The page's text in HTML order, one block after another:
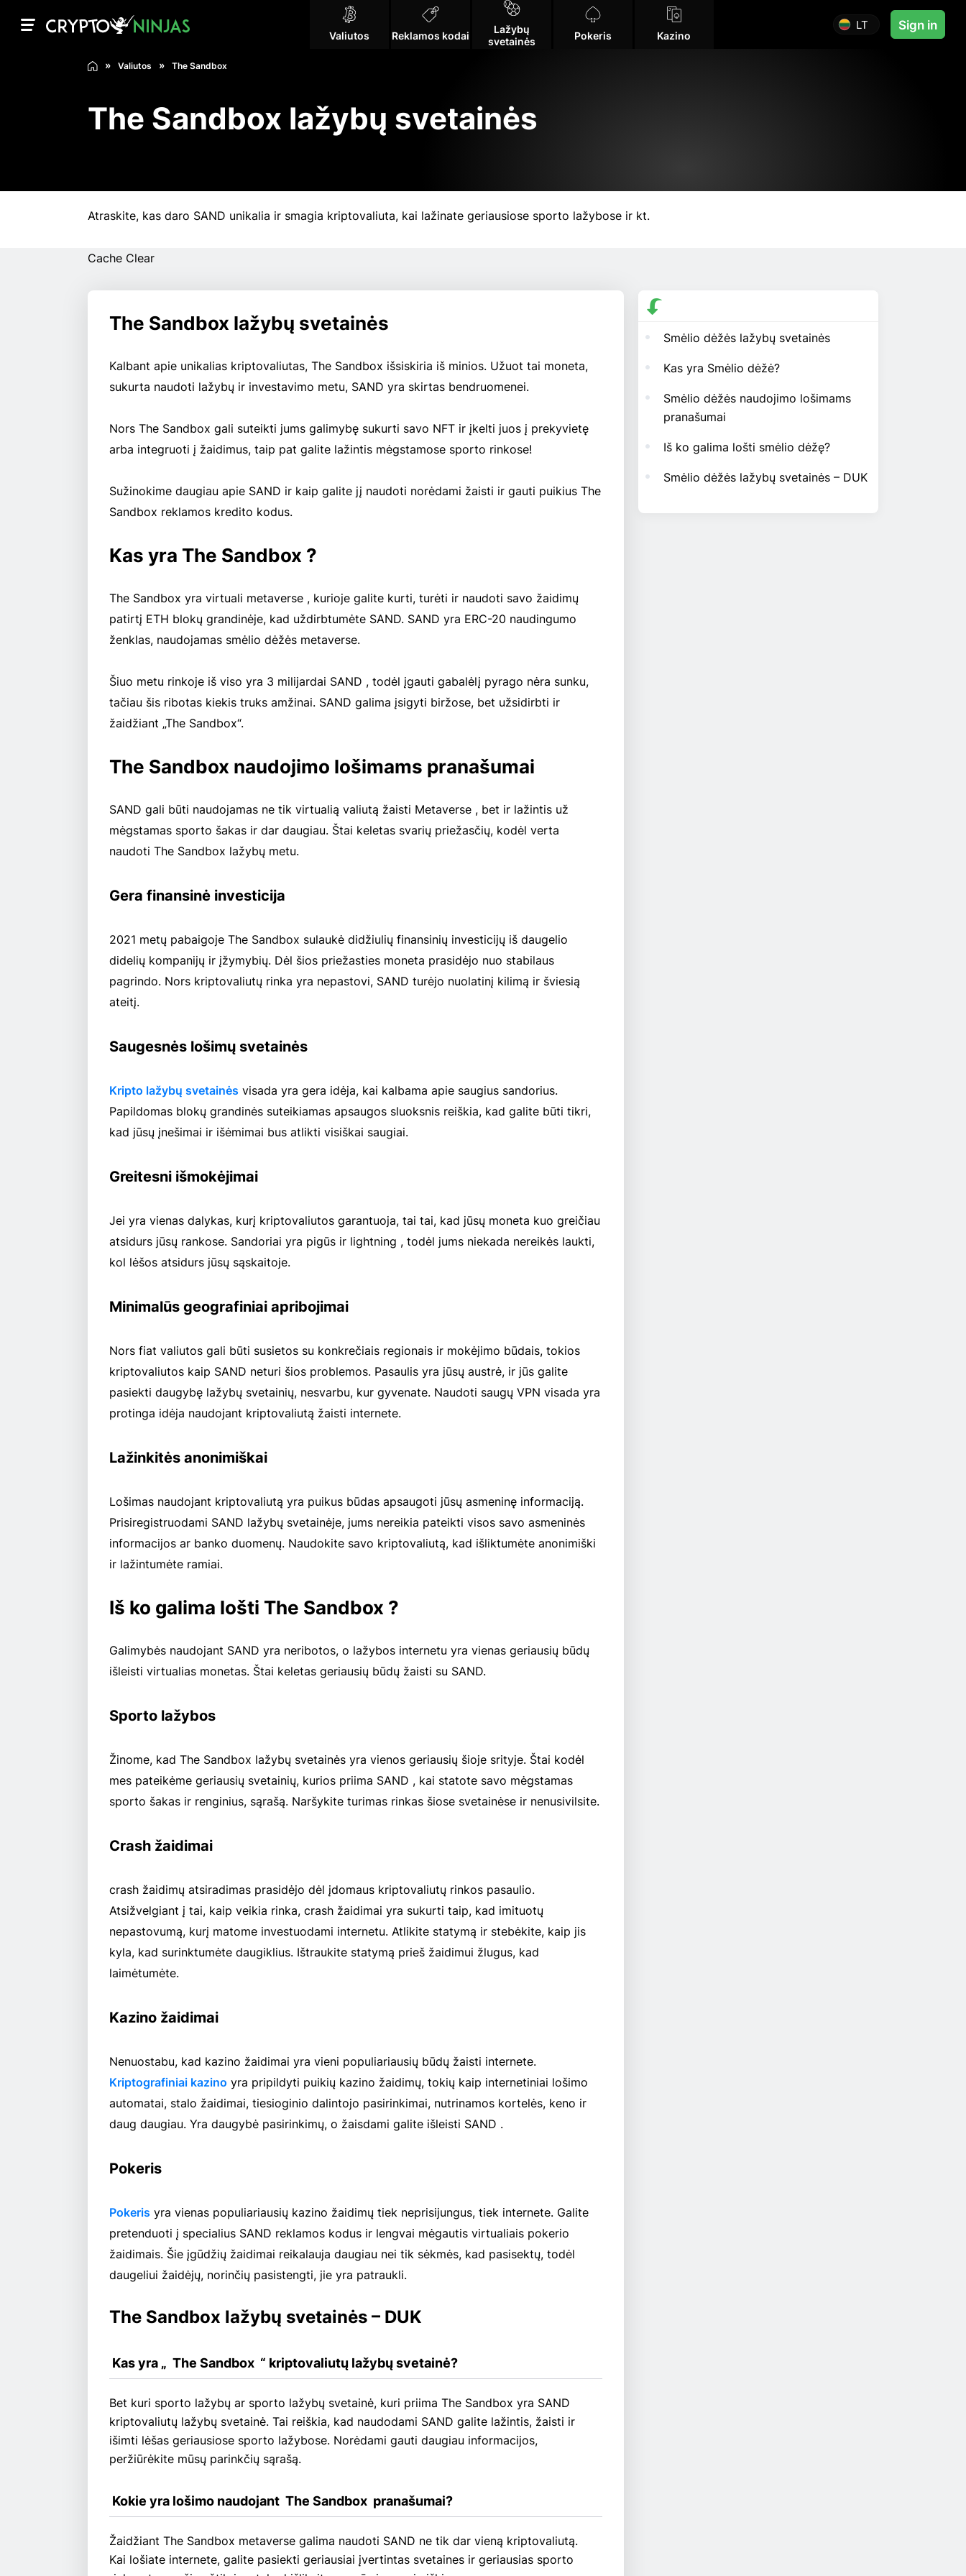
Valiutos Reklamos kodai
Lažybų
svetainės
Pokeris Kazino
LT Sign in
Valiutos The Sandbox
The Sandbox lažybų svetainės
Atraskite, kas daro SAND unikalia ir smagia kriptovaliuta, kai lažinate geriausiose sporto lažybose ir kt.
Cache Clear
The Sandbox lažybų svetainės
Kalbant apie unikalias kriptovaliutas, The Sandbox išsiskiria iš minios. Užuot tai moneta,
sukurta naudoti lažybų ir investavimo metu, SAND yra skirtas bendruomenei.
Nors The Sandbox gali suteikti jums galimybę sukurti savo NFT ir įkelti juos į prekyvietę
arba integruoti į žaidimus, taip pat galite lažintis mėgstamose sporto rinkose!
Sužinokime daugiau apie SAND ir kaip galite jį naudoti norėdami žaisti ir gauti puikius The
Sandbox reklamos kredito kodus.
Kas yra The Sandbox ?
The Sandbox yra virtuali metaverse , kurioje galite kurti, turėti ir naudoti savo žaidimų
patirtį ETH blokų grandinėje, kad uždirbtumėte SAND. SAND yra ERC-20 naudingumo
ženklas, naudojamas smėlio dėžės metaverse.
Šiuo metu rinkoje iš viso yra 3 milijardai SAND , todėl įgauti gabalėlį pyrago nėra sunku,
tačiau šis ribotas kiekis truks amžinai. SAND galima įsigyti biržose, bet užsidirbti ir
žaidžiant „The Sandbox“.
The Sandbox naudojimo lošimams pranašumai
SAND gali būti naudojamas ne tik virtualią valiutą žaisti Metaverse , bet ir lažintis už
mėgstamas sporto šakas ir dar daugiau. Štai keletas svarių priežasčių, kodėl verta
naudoti The Sandbox lažybų metu.
Gera finansinė investicija
2021 metų pabaigoje The Sandbox sulaukė didžiulių finansinių investicijų iš daugelio
didelių kompanijų ir įžymybių. Dėl šios priežasties moneta prasidėjo nuo stabilaus
pagrindo. Nors kriptovaliutų rinka yra nepastovi, SAND turėjo nuolatinį kilimą ir šviesią
ateitį.
Saugesnės lošimų svetainės
Kripto lažybų svetainės visada yra gera idėja, kai kalbama apie saugius sandorius.
Papildomas blokų grandinės suteikiamas apsaugos sluoksnis reiškia, kad galite būti tikri,
kad jūsų įnešimai ir išėmimai bus atlikti visiškai saugiai.
Greitesni išmokėjimai
Jei yra vienas dalykas, kurį kriptovaliutos garantuoja, tai tai, kad jūsų moneta kuo greičiau
atsidurs jūsų rankose. Sandoriai yra pigūs ir lightning , todėl jums niekada nereikės laukti,
kol lėšos atsidurs jūsų sąskaitoje.
Minimalūs geografiniai apribojimai
Nors fiat valiutos gali būti susietos su konkrečiais regionais ir mokėjimo būdais, tokios
kriptovaliutos kaip SAND neturi šios problemos. Pasaulis yra jūsų austrė, ir jūs galite
pasiekti daugybę lažybų svetainių, nesvarbu, kur gyvenate. Naudoti saugų VPN visada yra
protinga idėja naudojant kriptovaliutą žaisti internete.
Lažinkitės anonimiškai
Lošimas naudojant kriptovaliutą yra puikus būdas apsaugoti jūsų asmeninę informaciją.
Prisiregistruodami SAND lažybų svetainėje, jums nereikia pateikti visos savo asmeninės
informacijos ar banko duomenų. Naudokite savo kriptovaliutą, kad išliktumėte anonimiški
ir lažintumėte ramiai.
Iš ko galima lošti The Sandbox ?
Galimybės naudojant SAND yra neribotos, o lažybos internetu yra vienas geriausių būdų
išleisti virtualias monetas. Štai keletas geriausių būdų žaisti su SAND.
Sporto lažybos
Žinome, kad The Sandbox lažybų svetainės yra vienos geriausių šioje srityje. Štai kodėl
mes pateikėme geriausių svetainių, kurios priima SAND , kai statote savo mėgstamas
sporto šakas ir renginius, sąrašą. Naršykite turimas rinkas šiose svetainėse ir nenusivilsite.
Crash žaidimai
crash žaidimų atsiradimas prasidėjo dėl įdomaus kriptovaliutų rinkos pasaulio.
Atsižvelgiant į tai, kaip veikia rinka, crash žaidimai yra sukurti taip, kad imituotų
nepastovumą, kurį matome investuodami internetu. Atlikite statymą ir stebėkite, kaip jis
kyla, kad surinktumėte daugiklius. Ištraukite statymą prieš žaidimui žlugus, kad
laimėtumėte.
Kazino žaidimai
Nenuostabu, kad kazino žaidimai yra vieni populiariausių būdų žaisti internete.
Kriptografiniai kazino yra pripildyti puikių kazino žaidimų, tokių kaip internetiniai lošimo
automatai, stalo žaidimai, tiesioginio dalintojo pasirinkimai, nutrinamos kortelės, keno ir
daug daugiau. Yra daugybė pasirinkimų, o žaisdami galite išleisti SAND .
Pokeris
Pokeris yra vienas populiariausių kazino žaidimų tiek neprisijungus, tiek internete. Galite
pretenduoti į specialius SAND reklamos kodus ir lengvai mėgautis virtualiais pokerio
žaidimais. Šie įgūdžių žaidimai reikalauja daugiau nei tik sėkmės, kad pasisektų, todėl
daugeliui žaidėjų, norinčių pasistengti, jie yra patraukli.
The Sandbox lažybų svetainės – DUK
Kas yra „  The Sandbox  “ kriptovaliutų lažybų svetainė?
Bet kuri sporto lažybų ar sporto lažybų svetainė, kuri priima The Sandbox yra SAND
kriptovaliutų lažybų svetainė. Tai reiškia, kad naudodami SAND galite lažintis, žaisti ir
išimti lėšas geriausiose sporto lažybose. Norėdami gauti daugiau informacijos,
peržiūrėkite mūsų parinkčių sąrašą.
Kokie yra lošimo naudojant  The Sandbox  pranašumai?
Žaidžiant The Sandbox metaverse galima naudoti SAND ne tik dar vieną kriptovaliutą.
Kai lošiate internete, galite pasiekti geriausiai įvertintas svetaines ir geriausias sporto
Smėlio dėžės lažybų svetainės
Kas yra Smėlio dėžė?
Smėlio dėžės naudojimo lošimams
pranašumai
Iš ko galima lošti smėlio dėžę?
Smėlio dėžės lažybų svetainės – DUK